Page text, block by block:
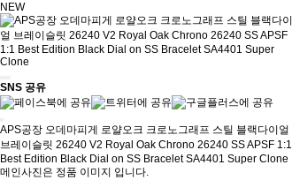
NEW
SNS 공유
APS공장 오데마피게 로얄오크 크로노그래프 스틸 블랙다이얼
브레이슬릿 26240 V2 Royal Oak Chrono 26240 SS APSF 1:1
Best Edition Black Dial on SS Bracelet SA4401 Super Clone
메인사진은 정품 이미지 입니다.